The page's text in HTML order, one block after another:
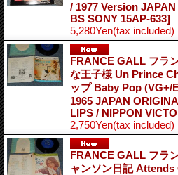
/ 1977 Version
BS SONY 15AP-633]
5,280Yen(tax included)
FRANCE GALL フラ
な王子様 Un Prince
ップ Baby Pop (VG+/
1965 JAPAN
LIPS / NIPPON
2,750Yen(tax included)
FRANCE GALL フラ
ャンソン日記